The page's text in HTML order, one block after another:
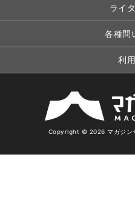
ライ
各種問
利
Copyright © 2026 マガジン